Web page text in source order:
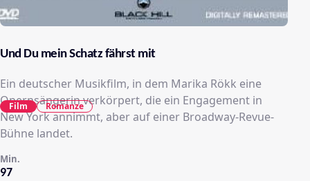
Und Du mein Schatz fährst mit
Ein deutscher Musikfilm, in dem Marika Rökk eine
Opernsängerin verkörpert, die ein Engagement in
New York annimmt, aber auf einer Broadway-Revue-
Bühne landet.
97
Min.
Film Romanze